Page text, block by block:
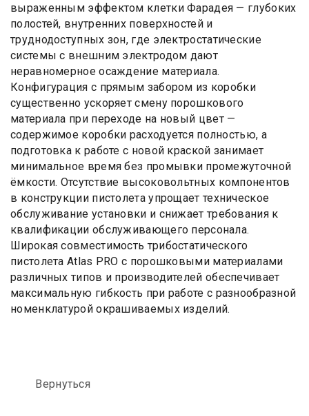
выраженным эффектом клетки Фарадея — глубоких
полостей, внутренних поверхностей и
труднодоступных зон, где электростатические
системы с внешним электродом дают
неравномерное осаждение материала.
Конфигурация с прямым забором из коробки
существенно ускоряет смену порошкового
материала при переходе на новый цвет —
содержимое коробки расходуется полностью, а
подготовка к работе с новой краской занимает
минимальное время без промывки промежуточной
ёмкости. Отсутствие высоковольтных компонентов
в конструкции пистолета упрощает техническое
обслуживание установки и снижает требования к
квалификации обслуживающего персонала.
Широкая совместимость трибостатического
пистолета Atlas PRO с порошковыми материалами
различных типов и производителей обеспечивает
максимальную гибкость при работе с разнообразной
номенклатурой окрашиваемых изделий.
Вернуться